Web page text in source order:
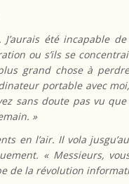
été incapable
ou s’ils se
grand chose à
portable avec
sans doute pas vu
»
en l’air. Il vola
« Messieurs,
de la révolution